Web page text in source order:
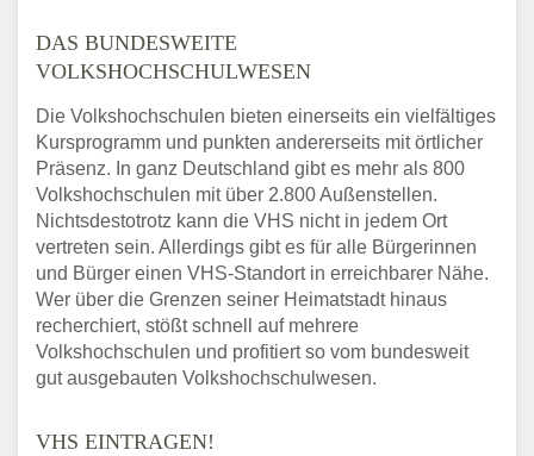
DAS BUNDESWEITE
VOLKSHOCHSCHULWESEN
Die Volkshochschulen bieten einerseits ein vielfältiges
Kursprogramm und punkten andererseits mit örtlicher
Präsenz. In ganz Deutschland gibt es mehr als 800
Volkshochschulen mit über 2.800 Außenstellen.
Nichtsdestotrotz kann die VHS nicht in jedem Ort
vertreten sein. Allerdings gibt es für alle Bürgerinnen
und Bürger einen VHS-Standort in erreichbarer Nähe.
Wer über die Grenzen seiner Heimatstadt hinaus
recherchiert, stößt schnell auf mehrere
Volkshochschulen und profitiert so vom bundesweit
gut ausgebauten Volkshochschulwesen.
VHS EINTRAGEN!